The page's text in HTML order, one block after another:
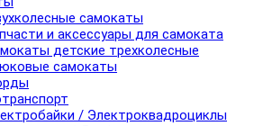
самокаты
и аксессуары для самоката
детские трехколесные
самокаты
/ Электроквадроциклы